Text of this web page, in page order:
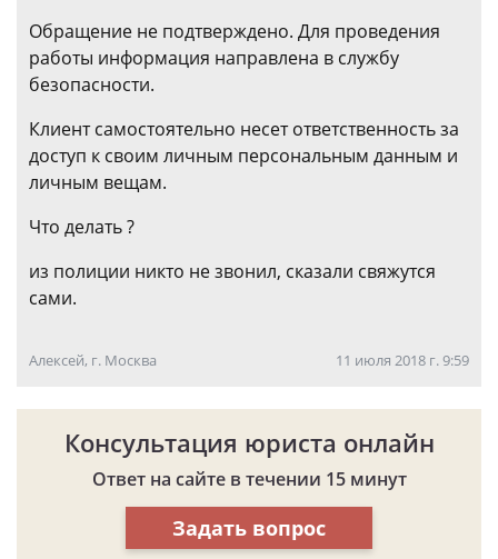
Обращение не подтверждено. Для проведения
работы информация направлена в службу
безопасности.
Клиент самостоятельно несет ответственность за
доступ к своим личным персональным данным и
личным вещам.
Что делать ?
из полиции никто не звонил, сказали свяжутся
сами.
Алексей, г. Москва 11 июля 2018 г. 9:59
Консультация юриста онлайн
Ответ на сайте в течении 15 минут
Задать вопрос